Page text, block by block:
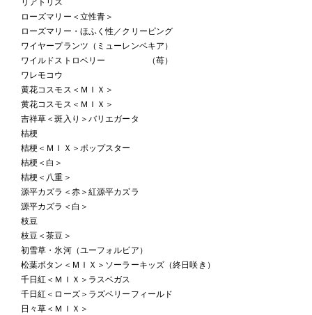
リアトリス
ローズマリー＜立性青＞
ローズマリー・ほふく性／クリーピング
ワイヤープランツ（ミューレンベキア）
ワイルドストロベリー （苺）
ワレモコウ
黄花コスモス＜ＭＩＸ＞
黄花コスモス＜ＭＩＸ＞
吉祥草＜斑入り＞バリエガータ
桔梗
桔梗＜ＭＩＸ＞ポップスター
桔梗＜白＞
桔梗＜八重＞
源平カズラ＜赤＞紅源平カズラ
源平カズラ＜白＞
枝豆
枝豆＜茶豆＞
初雪草・氷河（ユーフォルビア）
松葉ボタン＜ＭＩＸ＞ソーラーキッズ（終日咲き）
千日紅＜ＭＩＸ＞ラスベガス
千日紅＜ローズ＞ラズベリーフィールド
日々草＜ＭＩＸ＞